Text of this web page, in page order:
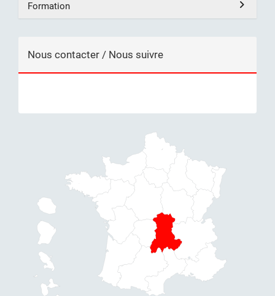
Formation
Nous contacter / Nous suivre